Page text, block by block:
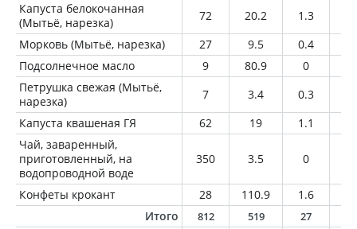
Капуста белокочанная
(Мытьё, нарезка)
72 20.2 1.3
Морковь (Мытьё, нарезка)
27 9.5 0.4
Подсолнечное масло
9 80.9 0
Петрушка свежая (Мытьё,
нарезка)
7 3.4 0.3
Капуста квашеная ГЯ
62 19 1.1
Чай, заваренный,
приготовленный, на
водопроводной воде
350 3.5 0
Конфеты крокант 28 110.9 1.6
Итого
812 519 27